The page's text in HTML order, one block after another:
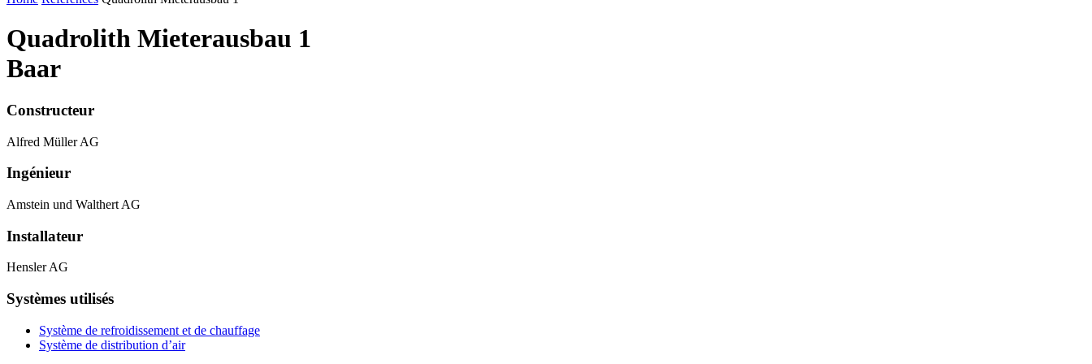
Quadrolith Mieterausbau 1
Baar
Constructeur
Alfred Müller AG
Ingénieur
Amstein und Walthert AG
Installateur
Hensler AG
Systèmes utilisés
Système de refroidissement et de chauffage
Système de distribution d’air